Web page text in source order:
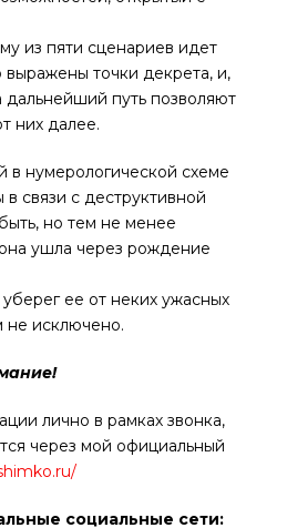
из пяти сценариев идет
точки декрета, и,
дальнейший путь позволяют
них далее.
в нумерологической схеме
связи с деструктивной
но тем не менее
ушла через рождение
ее от неких ужасных
не исключено.
лично в рамках звонка,
через мой официальный
социальные сети: